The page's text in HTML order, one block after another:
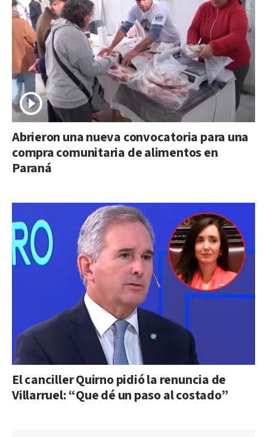
Abrieron una nueva convocatoria para una
compra comunitaria de alimentos en
Paraná
El canciller Quirno pidió la renuncia de
Villarruel: “Que dé un paso al costado”